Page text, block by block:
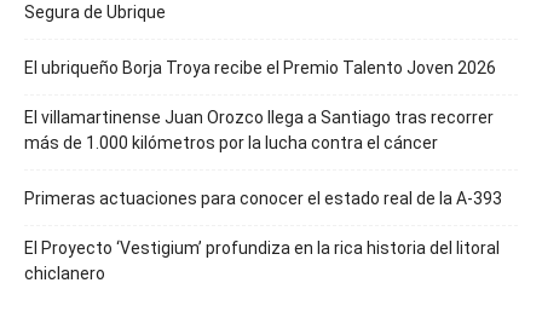
Segura de Ubrique
El ubriqueño Borja Troya recibe el Premio Talento Joven 2026
El villamartinense Juan Orozco llega a Santiago tras recorrer
más de 1.000 kilómetros por la lucha contra el cáncer
Primeras actuaciones para conocer el estado real de la A-393
El Proyecto ‘Vestigium’ profundiza en la rica historia del litoral
chiclanero